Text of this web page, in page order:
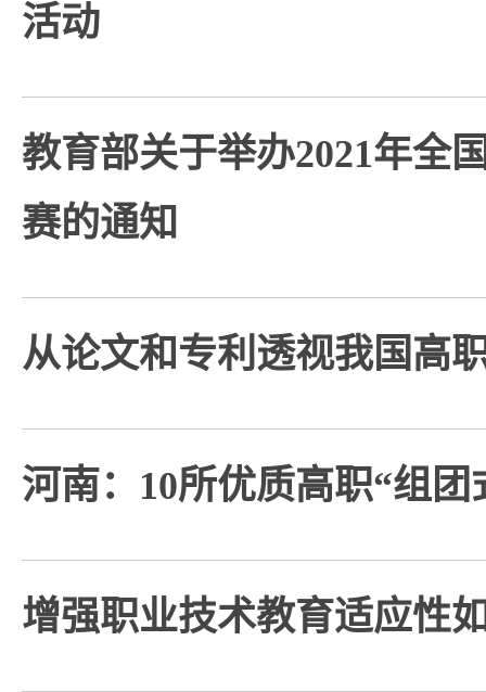
活动
教育部关于举办2021年全
赛的通知
从论文和专利透视我国高
河南：10所优质高职“组团
增强职业技术教育适应性